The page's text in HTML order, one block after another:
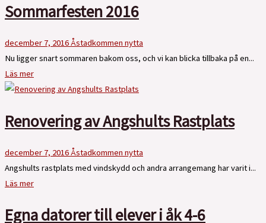
Sommarfesten 2016
december 7, 2016Åstadkommen nytta
Nu ligger snart sommaren bakom oss, och vi kan blicka tillbaka på en...
Läs mer
Renovering av Angshults Rastplats
december 7, 2016Åstadkommen nytta
Angshults rastplats med vindskydd och andra arrangemang har varit i...
Läs mer
Egna datorer till elever i åk 4-6